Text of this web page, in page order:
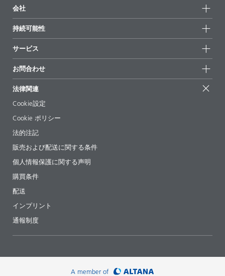
全製品
ハイライト
会社
ニュース
拠点と販売代理店
展示会 & イベント
経営陣
持続可能性
持続可能な製品
サクセスストーリー
EcoVadis
証明書
サービス
配合の出発点
論文記事
ebooks(電子書籍)
法令情報
添加剤ガイドアプリ
ビデオ
ダウンロード
お問合わせ
法律関連
Cookie設定
Cookie ポリシー
法的注記
販売および配送に関する条件
個人情報保護に関する声明
購買条件
配送
インプリント
通報制度
A member of